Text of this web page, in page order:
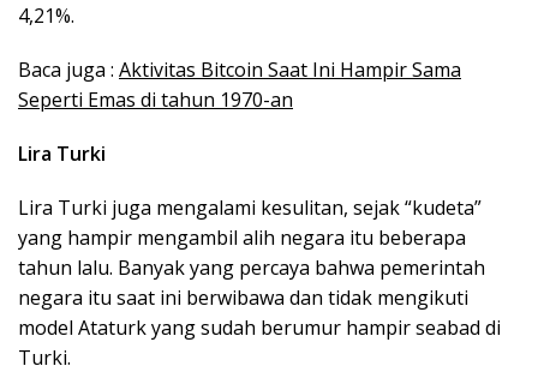
4,21%.
Baca juga : Aktivitas Bitcoin Saat Ini Hampir Sama
Seperti Emas di tahun 1970-an
Lira Turki
Lira Turki juga mengalami kesulitan, sejak “kudeta”
yang hampir mengambil alih negara itu beberapa
tahun lalu. Banyak yang percaya bahwa pemerintah
negara itu saat ini berwibawa dan tidak mengikuti
model Ataturk yang sudah berumur hampir seabad di
Turki.